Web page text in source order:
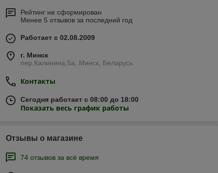
Рейтинг не сформирован
Менее 5 отзывов за последний год
Работает с 02.08.2009
г. Минск
пер.Калинина,5а, Минск, Беларусь
Контакты
Сегодня работает с 08:00 до 18:00
Показать весь график работы
Отзывы о магазине
74 отзывов за всё время